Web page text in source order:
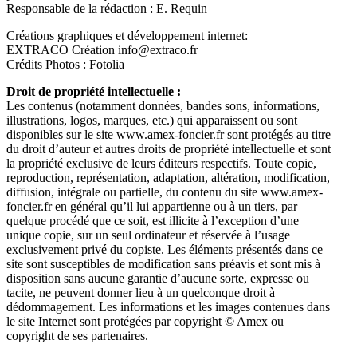
Responsable de la rédaction : E. Requin
Créations graphiques et développement internet:
EXTRACO Création info@extraco.fr
Crédits Photos : Fotolia
Droit de propriété intellectuelle :
Les contenus (notamment données, bandes sons, informations,
illustrations, logos, marques, etc.) qui apparaissent ou sont
disponibles sur le site www.amex-foncier.fr sont protégés au titre
du droit d’auteur et autres droits de propriété intellectuelle et sont
la propriété exclusive de leurs éditeurs respectifs. Toute copie,
reproduction, représentation, adaptation, altération, modification,
diffusion, intégrale ou partielle, du contenu du site www.amex-
foncier.fr en général qu’il lui appartienne ou à un tiers, par
quelque procédé que ce soit, est illicite à l’exception d’une
unique copie, sur un seul ordinateur et réservée à l’usage
exclusivement privé du copiste. Les éléments présentés dans ce
site sont susceptibles de modification sans préavis et sont mis à
disposition sans aucune garantie d’aucune sorte, expresse ou
tacite, ne peuvent donner lieu à un quelconque droit à
dédommagement. Les informations et les images contenues dans
le site Internet sont protégées par copyright © Amex ou
copyright de ses partenaires.